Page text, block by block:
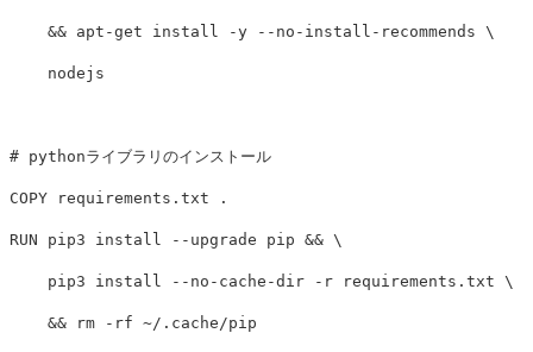
&& apt-get install -y --no-install-recommends
    nodejs
# pythonライブラリのインストール
COPY requirements.txt .
RUN pip3 install --upgrade pip &&
    pip3
install --no-cache-dir -r requirements.txt
&& rm -rf ~/.cache/pip